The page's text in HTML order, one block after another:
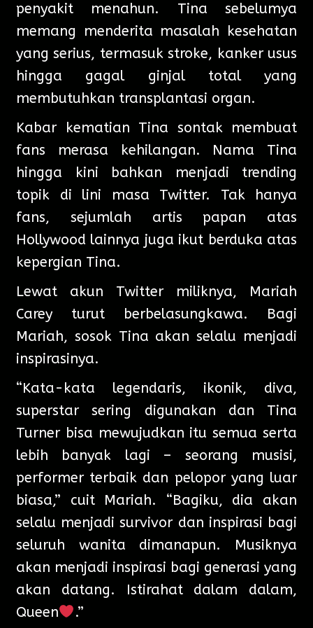
penyakit menahun. Tina sebelumya
memang menderita masalah kesehatan
yang serius, termasuk stroke, kanker usus
hingga gagal ginjal total yang
membutuhkan transplantasi organ.
Kabar kematian Tina sontak membuat
fans merasa kehilangan. Nama Tina
hingga kini bahkan menjadi trending
topik di lini masa Twitter. Tak hanya
fans, sejumlah artis papan atas
Hollywood lainnya juga ikut berduka atas
kepergian Tina.
Lewat akun Twitter miliknya, Mariah
Carey turut berbelasungkawa. Bagi
Mariah, sosok Tina akan selalu menjadi
inspirasinya.
“Kata-kata legendaris, ikonik, diva,
superstar sering digunakan dan Tina
Turner bisa mewujudkan itu semua serta
lebih banyak lagi – seorang musisi,
performer terbaik dan pelopor yang luar
biasa,” cuit Mariah. “Bagiku, dia akan
selalu menjadi survivor dan inspirasi bagi
seluruh wanita dimanapun. Musiknya
akan menjadi inspirasi bagi generasi yang
akan datang. Istirahat dalam dalam,
Queen
.”